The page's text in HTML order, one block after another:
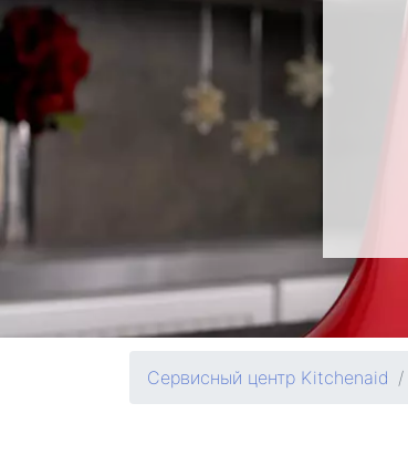
Сервисный центр Kitchenaid